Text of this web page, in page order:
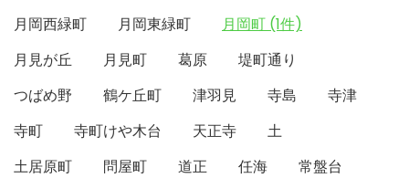
月岡西緑町
月岡東緑町
月岡町 (1件)
月見が丘
月見町 葛原
堤町通り
つばめ野
鶴ケ丘町 津羽見 寺島
寺津
寺町
寺町けや木台 天正寺
土
土居原町
問屋町 道正 任海
常盤台